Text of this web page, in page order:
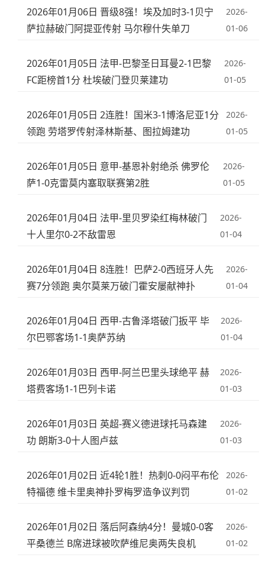
2026年01月06日 晋级8强！埃及加时3-1贝宁
萨拉赫破门阿提亚传射 马尔穆什失单刀
2026-
01-06
2026年01月05日 法甲-巴黎圣日耳曼2-1巴黎
FC距榜首1分 杜埃破门登贝莱建功
2026-
01-05
2026年01月05日 2连胜！国米3-1博洛尼亚1分
领跑 劳塔罗传射泽林斯基、图拉姆建功
2026-
01-05
2026年01月05日 意甲-基恩补射绝杀 佛罗伦
萨1-0克雷莫内塞取联赛第2胜
2026-
01-05
2026年01月04日 法甲-里贝罗染红梅林破门
十人里尔0-2不敌雷恩
2026-
01-04
2026年01月04日 8连胜！巴萨2-0西班牙人先
赛7分领跑 奥尔莫莱万破门霍安屡献神扑
2026-
01-04
2026年01月04日 西甲-古鲁泽塔破门扳平 毕
尔巴鄂客场1-1奥萨苏纳
2026-
01-04
2026年01月03日 西甲-阿兰巴里头球绝平 赫
塔费客场1-1巴列卡诺
2026-
01-03
2026年01月03日 英超-赛义德进球托马森建
功 朗斯3-0十人图卢兹
2026-
01-03
2026年01月02日 近4轮1胜！热刺0-0闷平布伦
特福德 维卡里奥神扑罗梅罗造争议判罚
2026-
01-02
2026年01月02日 落后阿森纳4分！曼城0-0客
平桑德兰 B席进球被吹萨维尼奥两失良机
2026-
01-02